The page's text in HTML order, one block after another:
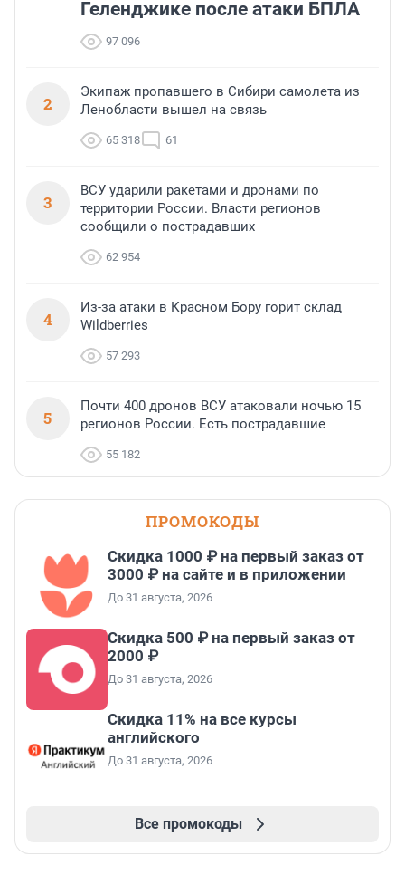
Геленджике после атаки БПЛА
97 096
2
Экипаж пропавшего в Сибири самолета из
Ленобласти вышел на связь
65 318 61
3
ВСУ ударили ракетами и дронами по
территории России. Власти регионов
сообщили о пострадавших
62 954
4
Из-за атаки в Красном Бору горит склад
Wildberries
57 293
5
Почти 400 дронов ВСУ атаковали ночью 15
регионов России. Есть пострадавшие
55 182
ПРОМОКОДЫ
Скидка 1000 ₽ на первый заказ от
3000 ₽ на сайте и в приложении
До 31 августа, 2026
Скидка 500 ₽ на первый заказ от
2000 ₽
До 31 августа, 2026
Скидка 11% на все курсы
английского
До 31 августа, 2026
Все промокоды